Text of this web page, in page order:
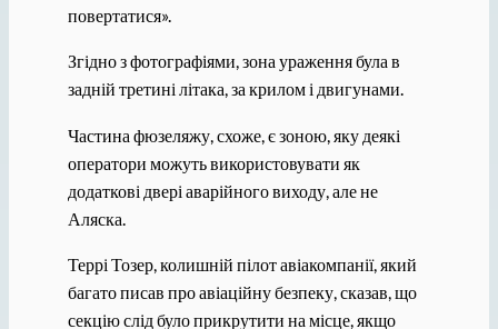
повертатися».
Згідно з фотографіями, зона ураження була в
задній третині літака, за крилом і двигунами.
Частина фюзеляжу, схоже, є зоною, яку деякі
оператори можуть використовувати як
додаткові двері аварійного виходу, але не
Аляска.
Террі Тозер, колишній пілот авіакомпанії, який
багато писав про авіаційну безпеку, сказав, що
секцію слід було прикрутити на місце, якщо